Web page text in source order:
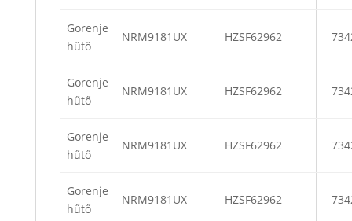
Gorenje
hűtő
NRM9181UX HZSF62962
Gorenje
hűtő
NRM9181UX HZSF62962
Gorenje
hűtő
NRM9181UX HZSF62962
Gorenje
hűtő
NRM9181UX HZSF62962